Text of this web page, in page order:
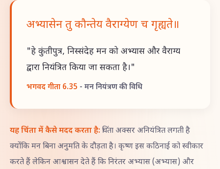
अभ्यासेन तु कौन्तेय वैराग्येण च गृह्यते॥
"हे कुंतीपुत्र, निस्संदेह मन को अभ्यास और वैराग्य
द्वारा नियंत्रित किया जा सकता है।"
भगवद गीता 6.35 - मन नियंत्रण की विधि
यह चिंता में कैसे मदद करता है: चिंता अक्सर अनियंत्रित लगती है
क्योंकि मन बिना अनुमति के दौड़ता है। कृष्ण इस कठिनाई को स्वीकार
करते हैं लेकिन आश्वासन देते हैं कि निरंतर अभ्यास (अभ्यास) और